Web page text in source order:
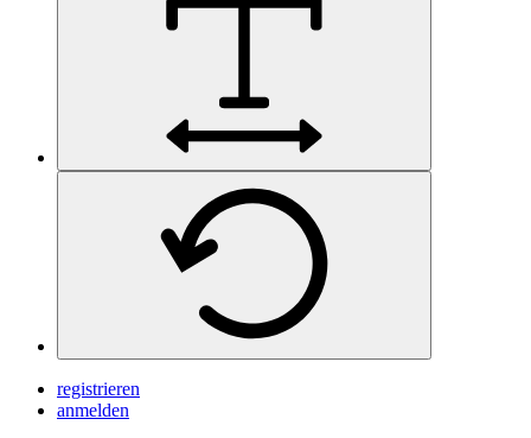
registrieren
anmelden